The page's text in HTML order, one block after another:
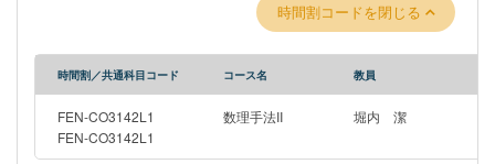
時間割コードを閉じる
時間割／共通科目コード コース名 教員
FEN-CO3142L1
FEN-CO3142L1
数理手法II 堀内 潔